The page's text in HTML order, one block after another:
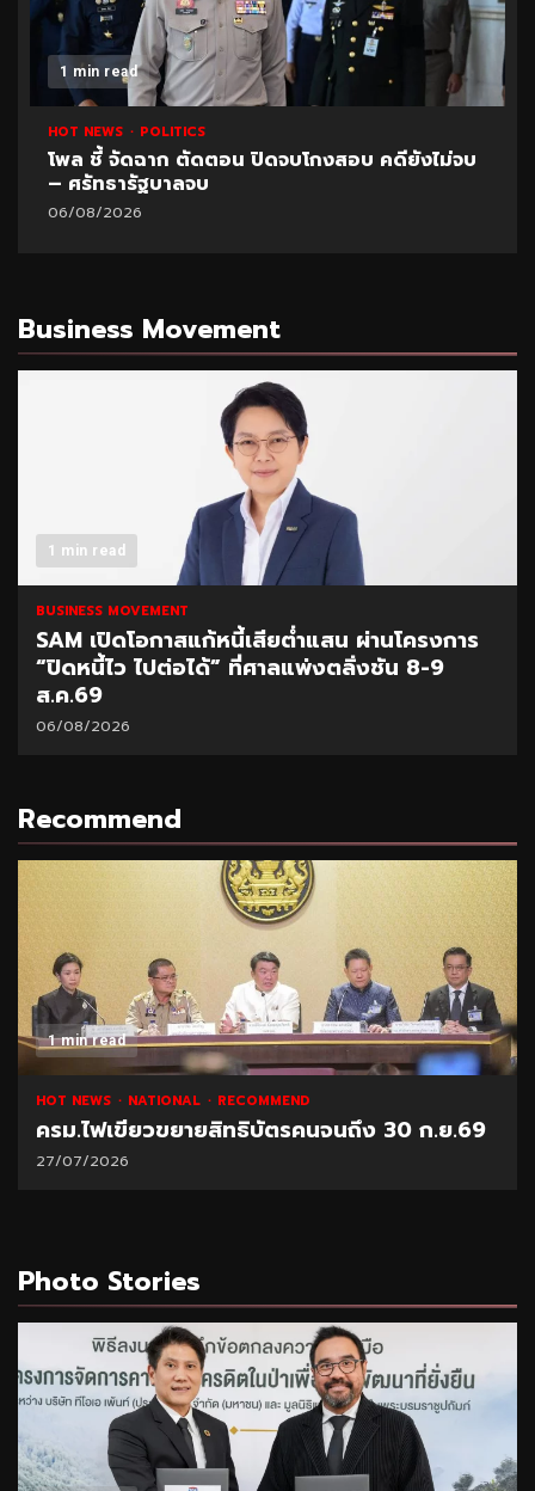
1 min read
HOT NEWS POLITICS
โพล ชี้ จัดฉาก ตัดตอน ปิดจบโกงสอบ คดียังไม่จบ
– ศรัทธารัฐบาลจบ
06/08/2026
Business Movement
1 min read
BUSINESS MOVEMENT
SAM เปิดโอกาสแก้หนี้เสียต่ำแสน ผ่านโครงการ
“ปิดหนี้ไว ไปต่อได้” ที่ศาลแพ่งตลิ่งชัน 8-9
ส.ค.69
06/08/2026
Recommend
1 min read
HOT NEWS NATIONAL RECOMMEND
ครม.ไฟเขียวขยายสิทธิบัตรคนจนถึง 30 ก.ย.69
27/07/2026
Photo Stories